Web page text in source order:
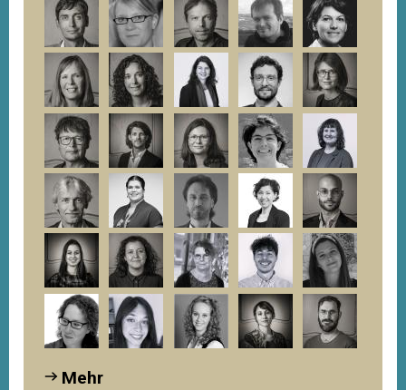
Mehr